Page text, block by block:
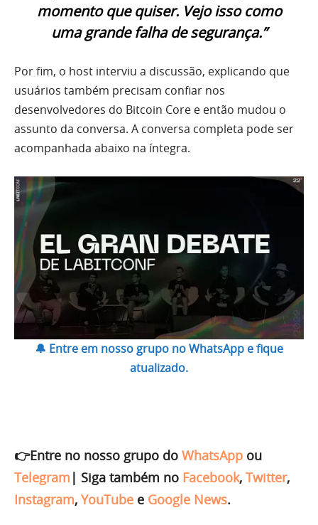
momento que quiser. Vejo isso como
uma grande falha de segurança.”
Por fim, o host interviu a discussão, explicando que
usuários também precisam confiar nos
desenvolvedores do Bitcoin Core e então mudou o
assunto da conversa. A conversa completa pode ser
acompanhada abaixo na íntegra.
🔔 Entre em nosso grupo no WhatsApp e fique
atualizado.
👉Entre no nosso grupo do WhatsApp ou
Telegram | Siga também no Facebook, Twitter,
Instagram, YouTube e Google News.